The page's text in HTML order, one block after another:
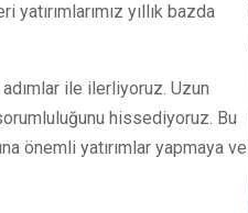
yıllık bazda
ile ilerliyoruz. Uzun
hissediyoruz. Bu
önemli yatırımlar yapmaya ve